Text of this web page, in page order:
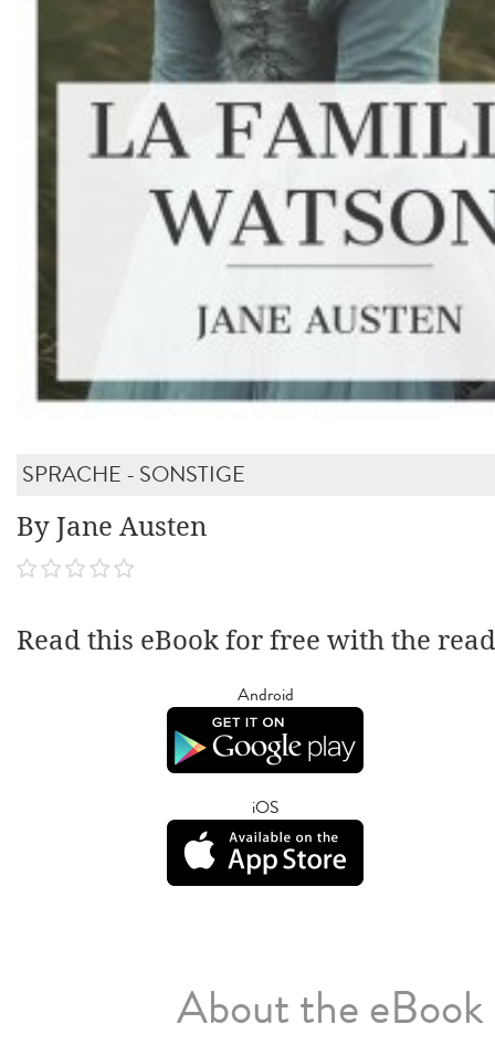
SPRACHE - SONSTIGE
By Jane Austen
Read this eBook for free with the
Android
iOS
About the eBook